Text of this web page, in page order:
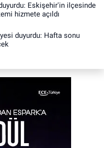
Eskişehir'in ilçesinde
hizmete açıldı
duyurdu: Hafta sonu